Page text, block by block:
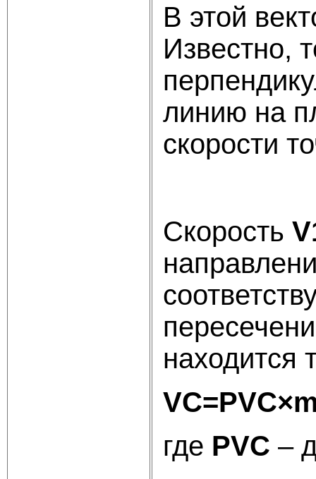
В этой
Известно,
линию на
скорости
Скорость
находится
VC=PVC×
где PVC –